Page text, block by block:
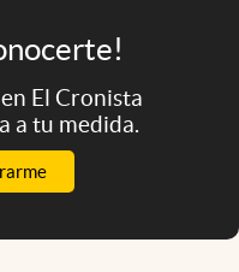
en El Cronista
a tu medida.